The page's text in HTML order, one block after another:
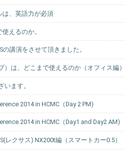
は、英語力が必須
えるのか。
講演をさせて頂きました。
）は、どこまで使えるのか（オフィス編）
います。
2014 in HCMC（Day 2 PM)
2014 in HCMC（Day1 and Day2 AM)
レクサス) NX200t編（スマートカー0.5）